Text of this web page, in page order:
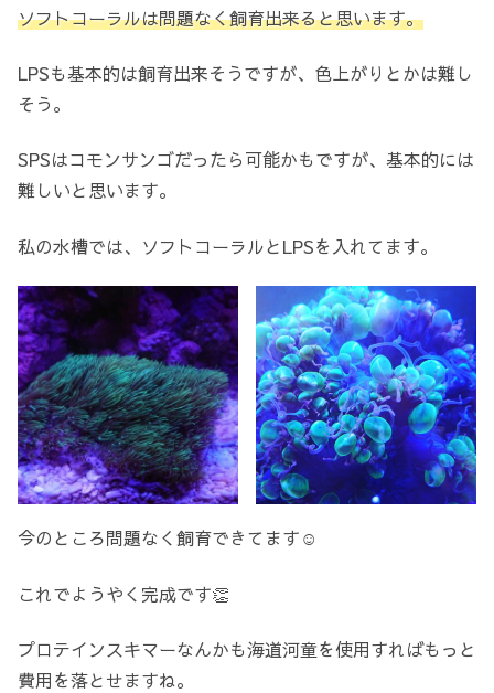
ソフトコーラルは問題なく飼育出来ると思います。
LPSも基本的は飼育出来そうですが、色上がりとかは難し
そう。
SPSはコモンサンゴだったら可能かもですが、基本的には
難しいと思います。
私の水槽では、ソフトコーラルとLPSを入れてます。
今のところ問題なく飼育できてます☺️
これでようやく完成です👏
プロテインスキマーなんかも海道河童を使用すればもっと
費用を落とせますね。